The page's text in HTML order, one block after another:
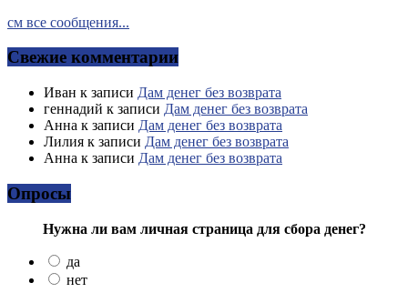
см все сообщения...
Свежие комментарии
Иван к записи Дам денег без возврата
геннадий к записи Дам денег без возврата
Анна к записи Дам денег без возврата
Лилия к записи Дам денег без возврата
Анна к записи Дам денег без возврата
Опросы
Нужна ли вам личная страница для сбора денег?
да
нет